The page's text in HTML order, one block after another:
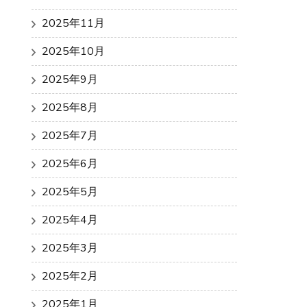
2025年11月
2025年10月
2025年9月
2025年8月
2025年7月
2025年6月
2025年5月
2025年4月
2025年3月
2025年2月